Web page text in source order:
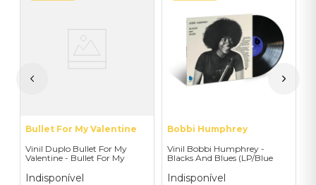
Bullet For My Valentine
Vinil Duplo Bullet For My
Valentine - Bullet For My
Importado
Indisponível
Bobbi Humphrey
Vinil Bobbi Humphrey -
Blacks And Blues (LP/Blue
Importado
Indisponível